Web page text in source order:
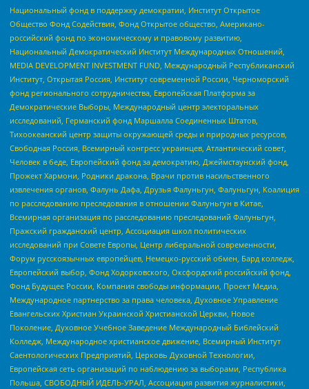
Национальный фонд в поддержку демократии, Институт Открытое
Общество Фонд Содействия, Фонд Открытое общество, Американо-
российский фонд по экономическому и правовому развитию,
Национальный Демократический Институт Международных Отношений,
MEDIA DEVELOPMENT INVESTMENT FUND, Международный Республиканский
Институт, Открытая Россия, Институт современной России, Черноморский
фонд регионального сотрудничества, Европейская Платформа за
Демократические Выборы, Международный центр электоральных
исследований, Германский фонд Маршалла Соединенных Штатов,
Тихоокеанский центр защиты окружающей среды и природных ресурсов,
Свободная Россия, Всемирный конгресс украинцев, Атлантический совет,
Человек в беде, Европейский фонд за демократию, Джеймстаунский фонд,
Прожект Хармони, Родники дракона, Врачи против насильственного
извлечения органов, Фалунь Дафа, Друзья Фалуньгун, Фалуньгун, Коалиция
по расследованию преследования в отношении Фалуньгун в Китае,
Всемирная организация по расследованию преследований Фалуньгун,
Пражский гражданский центр, Ассоциация школ политических
исследований при Совете Европы, Центр либеральной современности,
Форум русскоязычных европейцев, Немецко-русский обмен, Бард колледж,
Европейский выбор, Фонд Ходорковского, Оксфордский российский фонд,
Фонд Будущее России, Компания свободы информации, Проект Медиа,
Международное партнерство за права человека, Духовное Управление
Евангельских Христиан Украинской Христианской Церкви, Новое
Поколение, Духовное Учебное Заведение Международный Библейский
Колледж, Международное христианское движение, Всемирный Институт
Саентологических Предприятий, Церковь Духовной Технологии,
Европейская сеть организаций по наблюдению за выборами, Республика
Польша, СВОБОДНЫЙ ИДЕЛЬ-УРАЛ, Ассоциация развития журналистики,